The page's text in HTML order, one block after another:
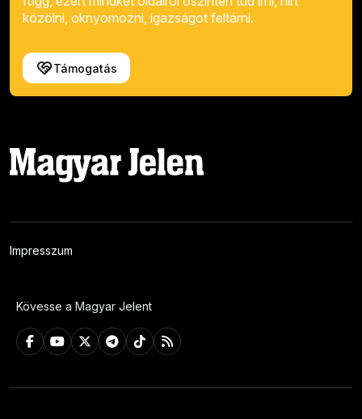
közölni, oknyomozni, igazságot feltárni.
Támogatás
Impresszum
Kövesse a Magyar Jelent